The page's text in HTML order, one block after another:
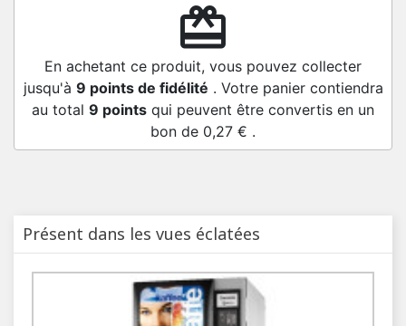
redeem
En achetant ce produit, vous pouvez collecter
jusqu'à 9 points de fidélité . Votre panier contiendra
au total 9 points qui peuvent être convertis en un
bon de 0,27 € .
Présent dans les vues éclatées